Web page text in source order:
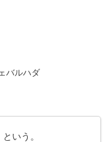
バルハダ
いう。